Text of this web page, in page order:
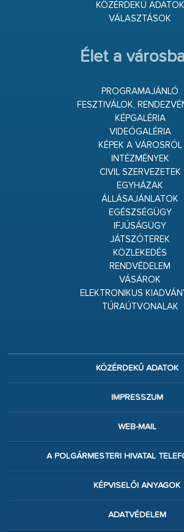
KÖZÉRDEKŰ ADATOK
VÁLASZTÁSOK
Élet a
PROGRAMAJÁNLÓ
FESZTIVÁLOK,
KÉPGALÉRIA
VIDEÓGALÉRIA
KÉPEK A VÁROSRÓL
INTÉZMÉNYEK
CIVIL SZERVEZETEK
EGYHÁZAK
ÁLLÁSAJÁNLATOK
EGÉSZSÉGÜGY
IFJÚSÁGÜGY
JÁTSZÓTEREK
KÖZLEKEDÉS
RENDVÉDELEM
VÁSÁROK
ELEKTRONIKUS
TÚRAÚTVONALAK
KÖZÉRDEKŰ ADATOK
IMPRESSZUM
WEB-MAIL
A POLGÁRMESTERI HIVATAL
KÉPVISELŐI ANYAGOK
ADATVÉDELEM